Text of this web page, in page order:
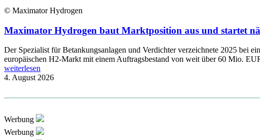
© Maximator Hydrogen
Maximator Hydrogen baut Marktposition aus und startet
Der Spezialist für Betankungsanlagen und Verdichter verzeichnete 2025 bei
europäischen H2-Markt mit einem Auftragsbestand von weit über 60 Mio.
weiterlesen
4. August 2026
Werbung
Werbung